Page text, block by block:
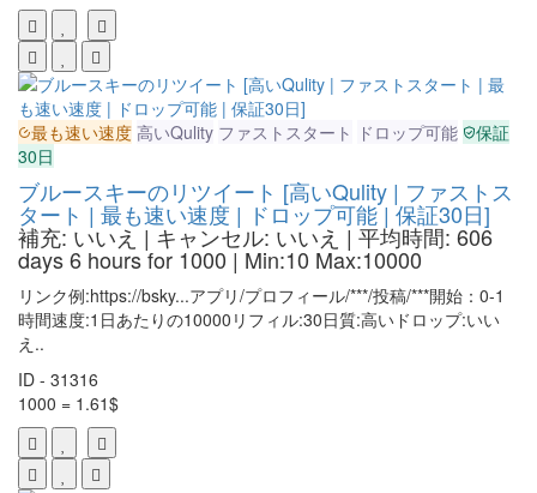
最も速い速度 高いQulity ファストスタート ドロップ可能
保証
30日
ブルースキーのリツイート [高いQulity | ファストス
タート | 最も速い速度 | ドロップ可能 | 保証30日]
補充: いいえ | キャンセル: いいえ | 平均時間: 606
days 6 hours for 1000 | Min:10 Max:10000
リンク例:https://bsky...アプリ/プロフィール/***/投稿/***開始：0-1
時間速度:1日あたりの10000リフィル:30日質:高いドロップ:いい
え..
ID - 31316
1000 = 1.61$